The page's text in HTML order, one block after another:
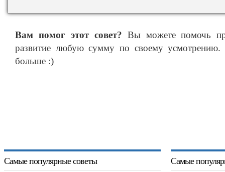
Вам помог этот совет? Вы можете помочь
развитие любую сумму по своему
больше :)
Самые популярные советы Самые